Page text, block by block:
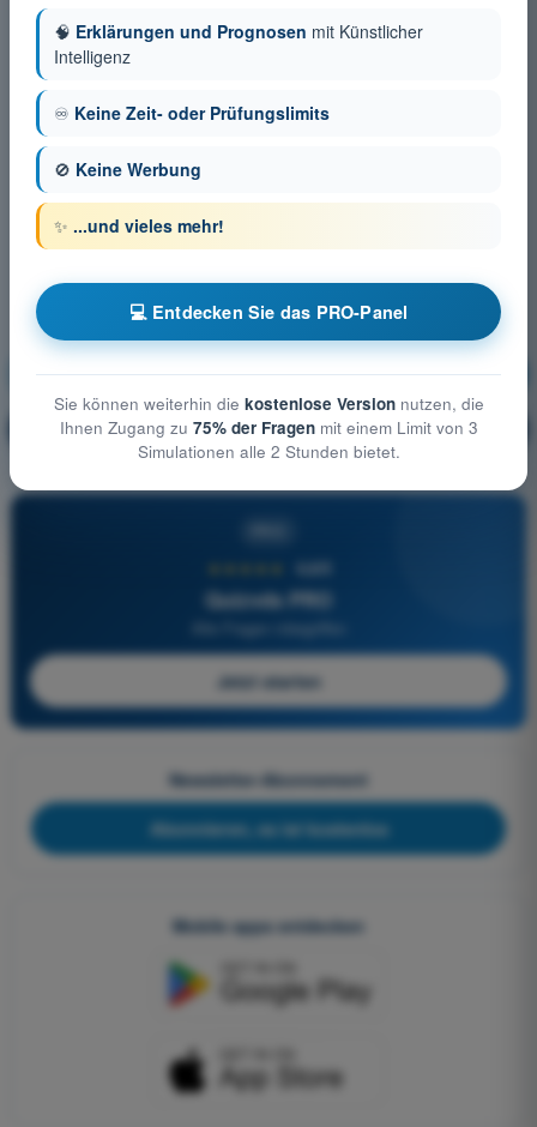
Navigation Ausbildung!
🔒 PRO Erläuterung der Frage
4,6/5
Quizvds PRO
Alle Fragen inbegriffen
Jetzt starten
Newsletter-Abonnement
Abonnieren, es ist kostenlos
Mobile apps entdecken
🧠 Erklärungen und Prognosen mit Künstlicher
Intelligenz
♾️ Keine Zeit- oder Prüfungslimits
🚫 Keine Werbung
✨ ...und vieles mehr!
💻 Entdecken Sie das PRO-Panel
Sie können weiterhin die kostenlose Versionnutzen, die
Ihnen Zugang zu 75% der Fragenmit einem Limit von 3
Simulationen alle 2 Stunden bietet.